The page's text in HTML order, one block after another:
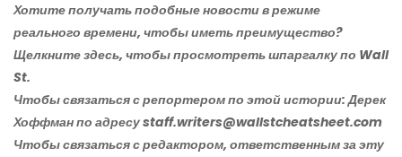
Хотите получать подобные новости в режиме
реального времени, чтобы иметь преимущество?
Щелкните здесь, чтобы просмотреть шпаргалку по Wall
St.
Чтобы связаться с репортером по этой истории: Дерек
Хоффман по адресу staff.writers@wallstcheatsheet.com
Чтобы связаться с редактором, ответственным за эту